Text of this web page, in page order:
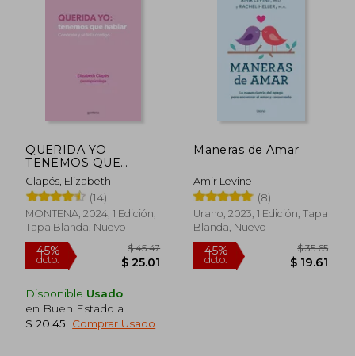
45%
dcto.
QUERIDA YO
TENEMOS QUE
HABLAR
Clapés, Elizabeth
(14)
MONTENA, 2024, 1 Edición,
Tapa Blanda, Nuevo
Disponible Usado
en Buen Estado a
$ 20.45
Comprar Usado
Maneras de Amar
Amir Levine
(8)
Urano, 2023, 1 Edición, Tapa
Blanda, Nuevo